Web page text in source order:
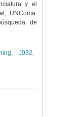
y el
UNComa.
de
, J032,